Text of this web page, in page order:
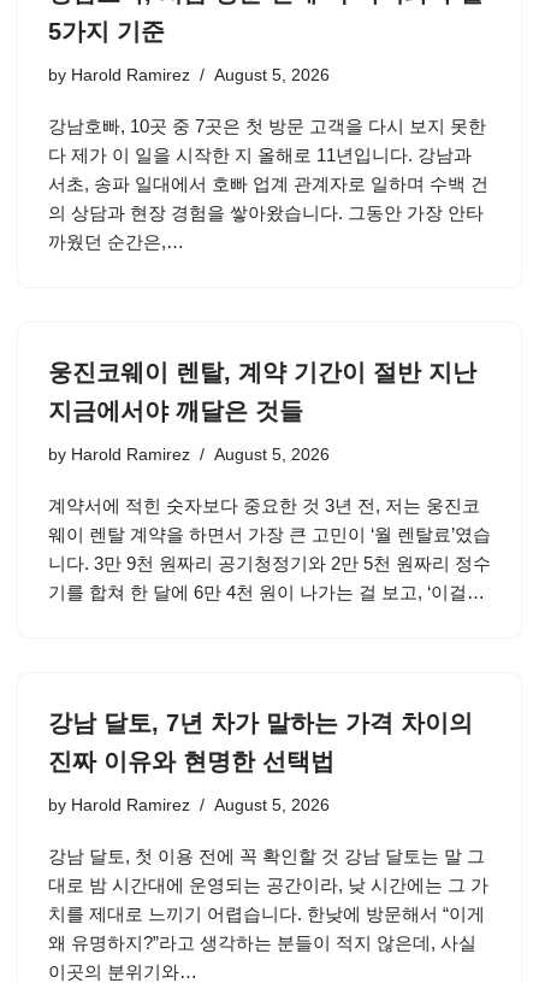
5가지 기준
by Harold Ramirez August 5, 2026
강남호빠, 10곳 중 7곳은 첫 방문 고객을 다시 보지 못한
다 제가 이 일을 시작한 지 올해로 11년입니다. 강남과
서초, 송파 일대에서 호빠 업계 관계자로 일하며 수백 건
의 상담과 현장 경험을 쌓아왔습니다. 그동안 가장 안타
까웠던 순간은,…
웅진코웨이 렌탈, 계약 기간이 절반 지난
지금에서야 깨달은 것들
by Harold Ramirez August 5, 2026
계약서에 적힌 숫자보다 중요한 것 3년 전, 저는 웅진코
웨이 렌탈 계약을 하면서 가장 큰 고민이 ‘월 렌탈료’였습
니다. 3만 9천 원짜리 공기청정기와 2만 5천 원짜리 정수
기를 합쳐 한 달에 6만 4천 원이 나가는 걸 보고, ‘이걸…
강남 달토, 7년 차가 말하는 가격 차이의
진짜 이유와 현명한 선택법
by Harold Ramirez August 5, 2026
강남 달토, 첫 이용 전에 꼭 확인할 것 강남 달토는 말 그
대로 밤 시간대에 운영되는 공간이라, 낮 시간에는 그 가
치를 제대로 느끼기 어렵습니다. 한낮에 방문해서 “이게
왜 유명하지?”라고 생각하는 분들이 적지 않은데, 사실
이곳의 분위기와…